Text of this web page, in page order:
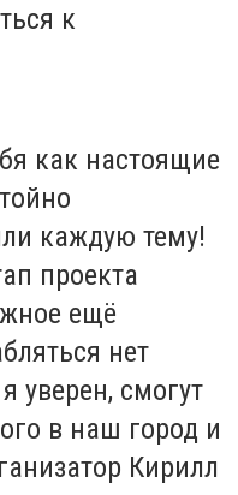
к
как настоящие
каждую тему!
проекта
ещё
нет
уверен, смогут
в наш город и
Кирилл